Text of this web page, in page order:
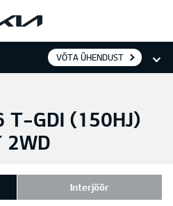
VÕTA ÜHENDUST
T-GDI (150HJ)
2WD
Interjöör